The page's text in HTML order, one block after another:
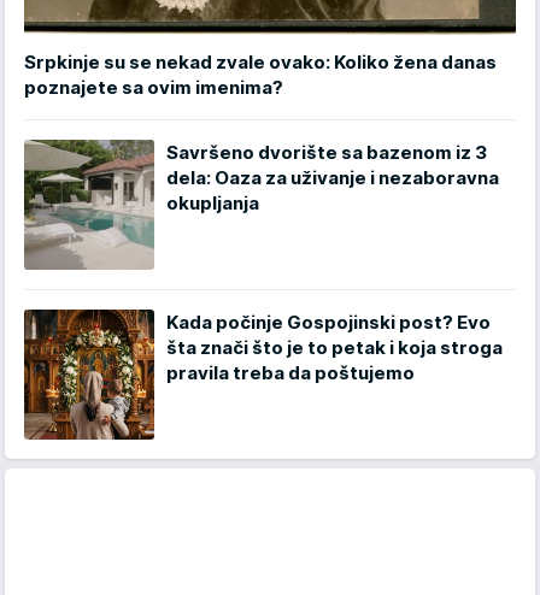
Srpkinje su se nekad zvale ovako: Koliko žena danas
poznajete sa ovim imenima?
Savršeno dvorište sa bazenom iz 3
dela: Oaza za uživanje i nezaboravna
okupljanja
Kada počinje Gospojinski post? Evo
šta znači što je to petak i koja stroga
pravila treba da poštujemo